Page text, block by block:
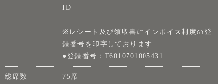
ID
※レシート及び領収書にインボイス制度の登
録番号を印字しております
●登録番号：T6010701005431
総席数
75席